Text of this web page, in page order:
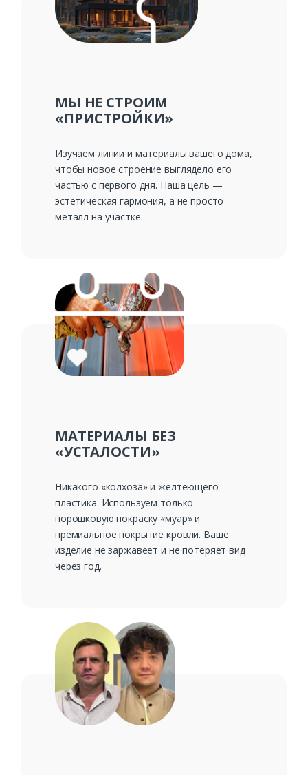
Ваш телефон*
МЫ НЕ СТРОИМ
«ПРИСТРОЙКИ»
Изучаем линии и материалы вашего дома,
чтобы новое строение выглядело его
частью с первого дня. Наша цель —
эстетическая гармония, а не просто
металл на участке.
МАТЕРИАЛЫ БЕЗ
«УСТАЛОСТИ»
Никакого «колхоза» и желтеющего
пластика. Используем только
порошковую покраску «муар» и
премиальное покрытие кровли. Ваше
изделие не заржавеет и не потеряет вид
через год.